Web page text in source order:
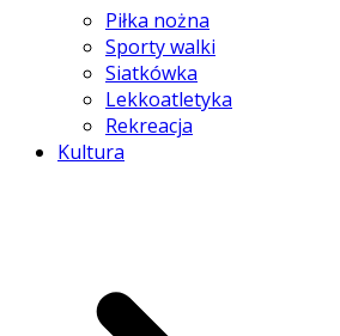
Piłka nożna
Sporty walki
Siatkówka
Lekkoatletyka
Rekreacja
Kultura